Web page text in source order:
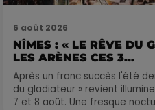
6 août 2026
NÎMES : « LE RÊVE DU
LES ARÈNES CES 3...
Après un franc succès l'été
du gladiateur » revient
7 et 8 août. Une fresque